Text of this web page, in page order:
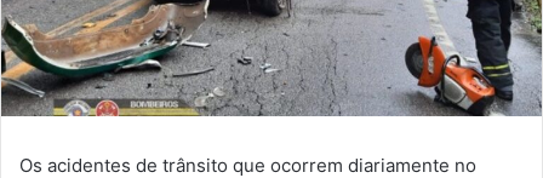
Os acidentes de trânsito que ocorrem diariamente no